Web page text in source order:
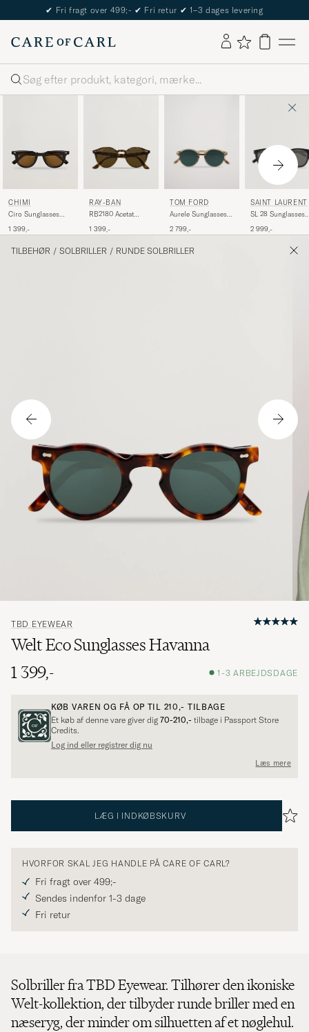
✔ Fri fragt over 499;- ✔ Fri retur ✔ 1–3 dages levering
Søg
CHIMI
Ciro Sunglasses
1 399,-
RAY-BAN
RB2180 Acetat
Havana/Dark Brown
1 399,-
TOM FORD
Aurele Sunglasses
2 799,-
SAINT LAURENT
SL 28 Sunglasses
2 999,-
TILBEHØR / SOLBRILLER / RUNDE SOLBRILLER
TBD EYEWEAR
Welt Eco Sunglasses Havanna
1 399,-
1-3 ARBEJDSDAGE
KØB VAREN OG FÅ OP TIL 210,- TILBAGE
Et køb af denne vare giver dig 70-210,- tilbage i Passport Store
Credits.
Log ind eller registrer dig nu
Læs mere
LÆG I INDKØBSKURV
HVORFOR SKAL JEG HANDLE PÅ CARE OF CARL?
Fri fragt over 499;-
Sendes indenfor 1-3 dage
Fri retur
Solbriller fra TBD Eyewear. Tilhører den ikoniske
Welt-kollektion, der tilbyder runde briller med en
næseryg, der minder om silhuetten af et nøglehul.